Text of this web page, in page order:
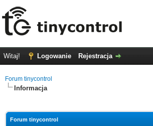
Witaj! Logowanie Rejestracja
Forum tinycontrol
Informacja
Forum tinycontrol